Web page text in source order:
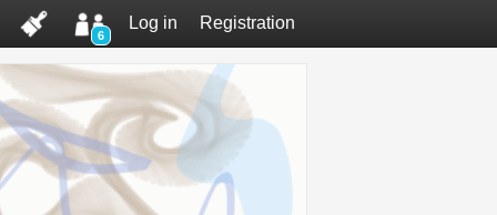
6
Log in Registration